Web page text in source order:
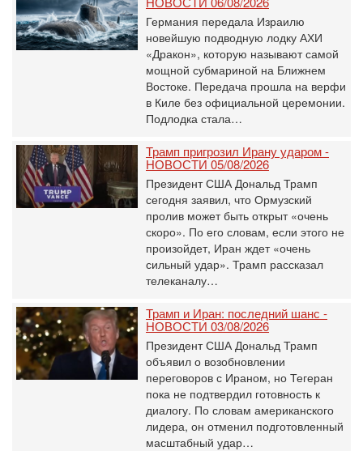
Германия передала Израилю
новейшую подводную лодку АХИ
«Дракон», которую называют самой
мощной субмариной на Ближнем
Востоке. Передача прошла на верфи
в Киле без официальной церемонии.
Подлодка стала…
Трамп пригрозил Ирану ударом -
НОВОСТИ 05/08/2026
Президент США Дональд Трамп
сегодня заявил, что Ормузский
пролив может быть открыт «очень
скоро». По его словам, если этого не
произойдет, Иран ждет «очень
сильный удар». Трамп рассказал
телеканалу…
Трамп и Иран: последний шанс -
НОВОСТИ 03/08/2026
Президент США Дональд Трамп
объявил о возобновлении
переговоров с Ираном, но Тегеран
пока не подтвердил готовность к
диалогу. По словам американского
лидера, он отменил подготовленный
масштабный удар…